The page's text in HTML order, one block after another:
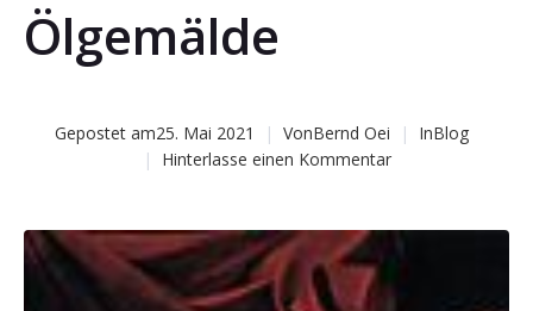
Ölgemälde
Gepostet am25. Mai 2021 VonBernd Oei InBlog
Hinterlasse einen Kommentar